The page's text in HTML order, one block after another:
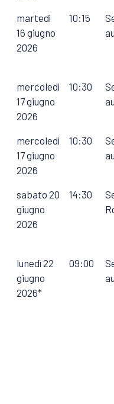
martedì
16 giugno
2026
10:15
mercoledì
17 giugno
2026
10:30
mercoledì
17 giugno
2026
10:30
sabato 20
giugno
2026
14:30
lunedì 22
giugno
2026*
09:00